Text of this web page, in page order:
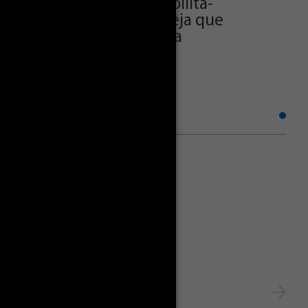
Rosa de Lima”, possibilita-
contribuições à Igreja que
dá pistas de santidade a
Latina.